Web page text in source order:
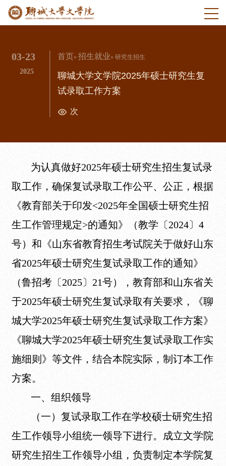
03-23
2025
首页»招生就业» 研究生招生
聊城大学文学院2025年硕士研究生复
试录取工作方案
次
为认真做好2025年硕士研究生招生复试录
取工作，确保复试录取工作公平、公正，根据
《教育部关于印发<2025年全国硕士研究生招
生工作管理规定>的通知》（教学〔2024〕4
号）和《山东省教育招生考试院关于做好山东
省2025年硕士研究生复试录取工作的通知》
（鲁招考〔2025〕21号），教育部和山东省关
于2025年硕士研究生复试录取有关要求，《聊
城大学2025年硕士研究生复试录取工作方案》
《聊城大学2025年硕士研究生复试录取工作实
施细则》等文件，结合本院实际，制订本工作
方案。
一、组织领导
（一）复试录取工作在学校硕士研究生招
生工作领导小组统一领导下进行。成立文学院
研究生招生工作领导小组，负责制定本学院复